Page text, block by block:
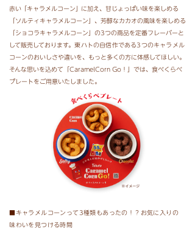
赤い「キャラメルコーン に加え、甘じょっぱい味を楽しめる
「ソルティキャラメルコーン」、芳醇なカカオの風味を楽しめる
「ショコラキャラメルコーン」の3つの商品を定番フレーバーと
して販売しております。東ハトの自信作である3つのキャラメル
コーンのおいしさや違いを、もっと多くの方に体感してほしい。
そんな思いを込めて「CaramelCorn Go！」では、食べくらべ
プレートをご用意いたしました。
■キャラメルコーンって3種類もあったの！？お気に入りの
味わいを見つける時間